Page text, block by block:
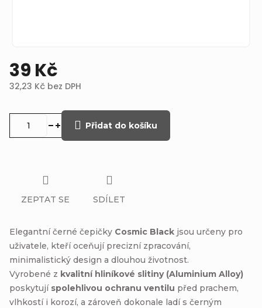
39 Kč
32,23 Kč bez DPH
cena:
Přidat do košíku
Elegantní černé čepičky Cosmic Black jsou určeny pro
uživatele, kteří oceňují precizní zpracování,
minimalistický design a dlouhou životnost.
Vyrobené z kvalitní hliníkové slitiny (Aluminium Alloy)
poskytují spolehlivou ochranu ventilu před prachem,
vlhkostí i korozí, a zároveň dokonale ladí s černým
ZEPTAT SE SDÍLET